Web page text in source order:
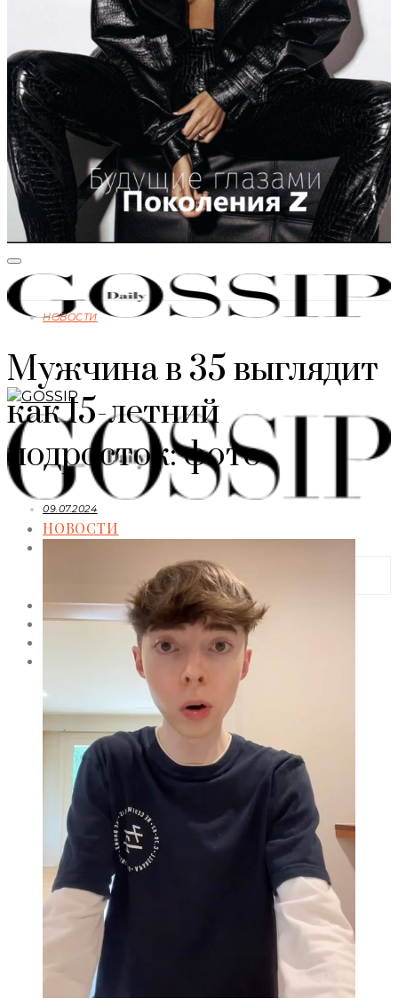
НОВОСТИ
Коллекции
HOLLYWOOD
СВЕТСКАЯ ХРОНИКА
ЗВЕЗДНЫЙ СТИЛЬ
НОВОСТИ
Мужчина в 35 выглядит
как 15-летний
подросток: фото
09.07.2024